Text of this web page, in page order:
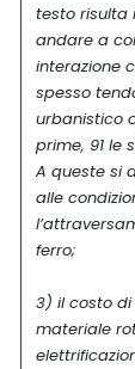
testo risulta
andare a
interazione
spesso
urbanistico
prime, 91 le
A queste si
alle
ferro;
3) il costo
materiale